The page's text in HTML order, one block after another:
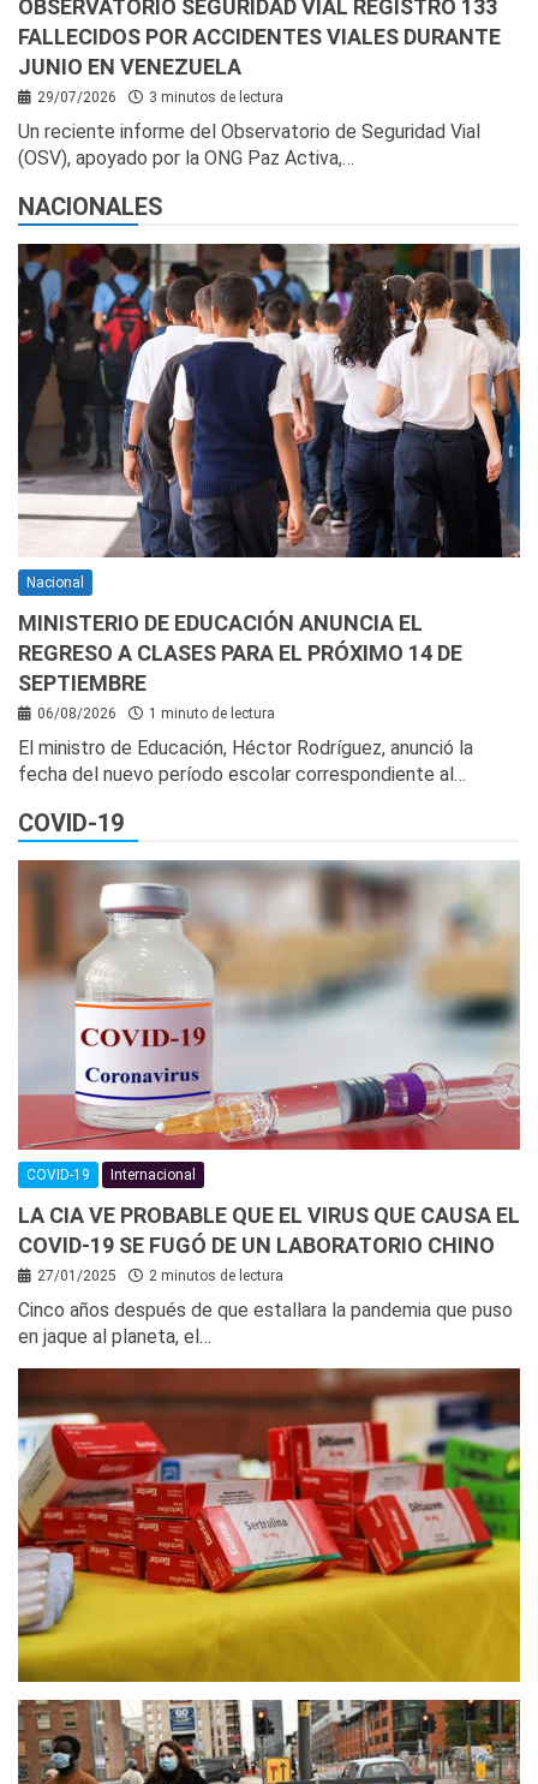
OBSERVATORIO SEGURIDAD VIAL REGISTRÓ 133
FALLECIDOS POR ACCIDENTES VIALES DURANTE
JUNIO EN VENEZUELA
29/07/2026 3 minutos de lectura
Un reciente informe del Observatorio de Seguridad Vial
(OSV), apoyado por la ONG Paz Activa,…
NACIONALES
Nacional
MINISTERIO DE EDUCACIÓN ANUNCIA EL
REGRESO A CLASES PARA EL PRÓXIMO 14 DE
SEPTIEMBRE
06/08/2026 1 minuto de lectura
El ministro de Educación, Héctor Rodríguez, anunció la
fecha del nuevo período escolar correspondiente al…
COVID-19
COVID-19 Internacional
LA CIA VE PROBABLE QUE EL VIRUS QUE CAUSA EL
COVID-19 SE FUGÓ DE UN LABORATORIO CHINO
27/01/2025 2 minutos de lectura
Cinco años después de que estallara la pandemia que puso
en jaque al planeta, el…